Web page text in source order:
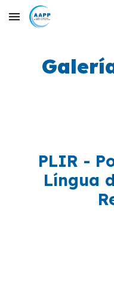
Skip to main content
PLIR -
Língua